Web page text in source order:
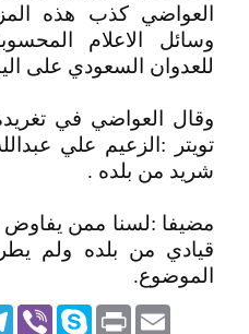
العواضي كذب هذه
وسائل الاعلام
للعدوان السعودي على
وقال العواضي في
تويتر :الزعيم علي
شريد من بلده .
مضيفا :لسنا ممن
قيادي من بلده ولم
الموضوع.
ViberSkype PrintEmail